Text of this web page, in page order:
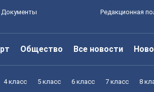
Документы Редакционная
Общество Все новости
4 класс 5 класс 6 класс 7 класс 8